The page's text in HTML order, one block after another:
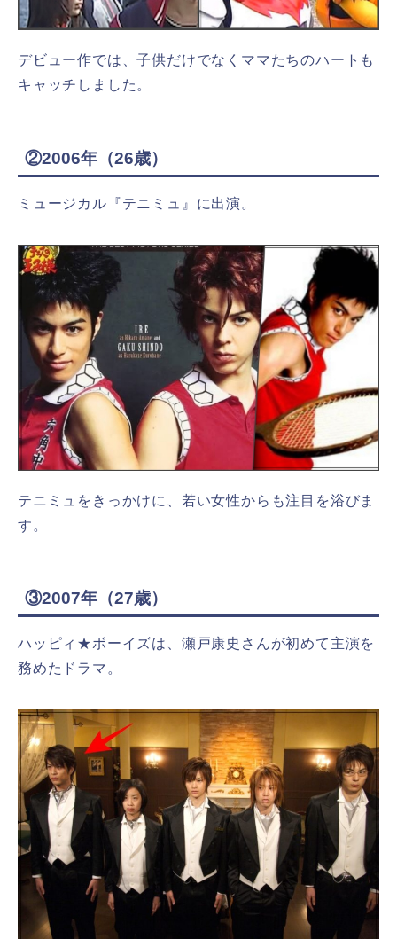
デビュー作では、子供だけでなくママたちのハートも
キャッチしました。
②2006年（26歳）
ミュージカル『テニミュ』に出演。
テニミュをきっかけに、若い女性からも注目を浴びま
す。
③2007年（27歳）
ハッピィ★ボーイズは、瀬戸康史さんが初めて主演を
務めたドラマ。